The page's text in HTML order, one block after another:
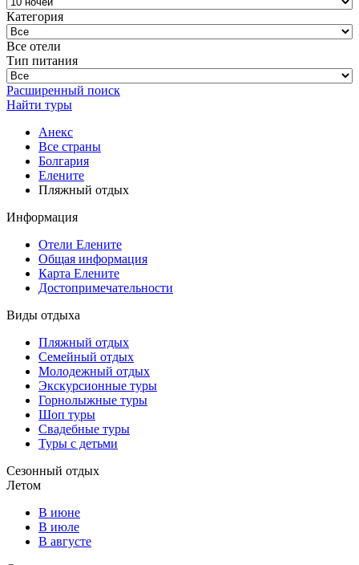
Категория
Все отели
Тип питания
Расширенный поиск
Найти туры
Анекс
Все страны
Болгария
Елените
Пляжный отдых
Информация
Отели Елените
Общая информация
Карта Елените
Достопримечательности
Виды отдыха
Пляжный отдых
Семейный отдых
Молодежный отдых
Экскурсионные туры
Горнолыжные туры
Шоп туры
Свадебные туры
Туры с детьми
Сезонный отдых
Летом
В июне
В июле
В августе